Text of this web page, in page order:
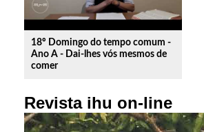
18º Domingo do tempo comum -
Ano A - Dai-lhes vós mesmos de
comer
Revista ihu on-line